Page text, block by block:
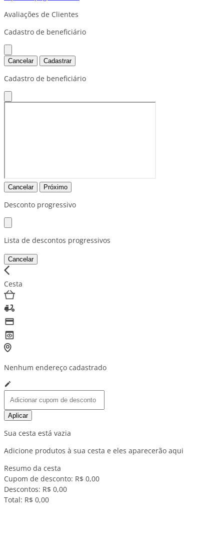
Avaliações de Clientes
Cadastro de beneficiário
Cancelar Cadastrar
Cadastro de beneficiário
Cancelar Próximo
Desconto progressivo
Lista de descontos progressivos
Cancelar
Cesta
Nenhum endereço cadastrado
Aplicar
Sua cesta está vazia
Adicione produtos à sua cesta e eles aparecerão aqui
Resumo da cesta
Cupom de desconto: R$ 0,00
Descontos: R$ 0,00
Total: R$ 0,00